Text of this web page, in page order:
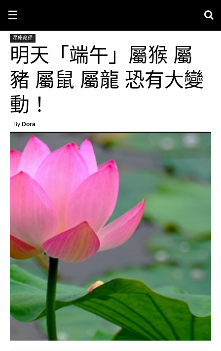
☰
星座命理
明天「端午」屬猴 屬
豬 屬鼠 屬龍 恐有大變
動！
By Dora